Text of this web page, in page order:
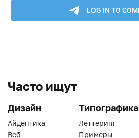
Часто ищут
Дизайн
Айдентика
Веб
Типографика
Леттеринг
Примеры